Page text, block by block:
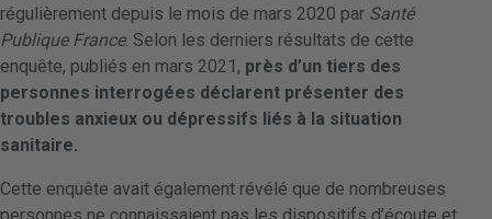
régulièrement depuis le mois de mars 2020 par Santé
Publique France. Selon les derniers résultats de cette
enquête, publiés en mars 2021, près d’un tiers des
personnes interrogées déclarent présenter des
troubles anxieux ou dépressifs liés à la situation
sanitaire.
Cette enquête avait également révélé que de nombreuses